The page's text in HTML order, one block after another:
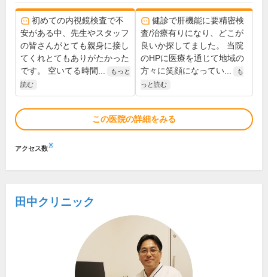
初めての内視鏡検査で不
安がある中、先生やスタッフ
の皆さんがとても親身に接し
てくれとてもありがたかった
です。 空いてる時間...
もっと
読む
健診で肝機能に要精密検
査/治療有りになり、どこが
良いか探してました。 当院
のHPに医療を通じて地域の
方々に笑顔になってい...
も
っと読む
この医院の詳細をみる
アクセス数※
田中クリニック